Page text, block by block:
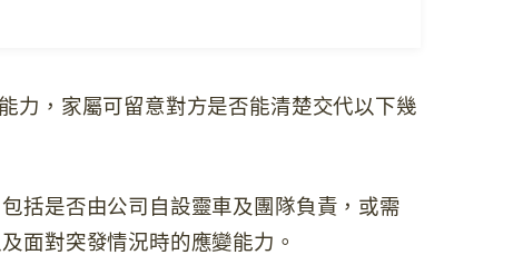
力，家屬可留意對方是否能清楚交代以下幾
括是否由公司自設靈車及團隊負責，或需
面對突發情況時的應變能力。